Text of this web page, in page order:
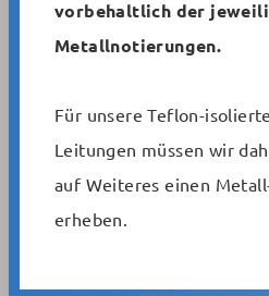
NF4 (2 x 0,08)
Artikelnummer:
Bildergalerie überspringen
vorbehaltlich der
Metallnotierungen.
Für unsere Teflon-
Leitungen müssen wir
auf Weiteres einen
erheben.